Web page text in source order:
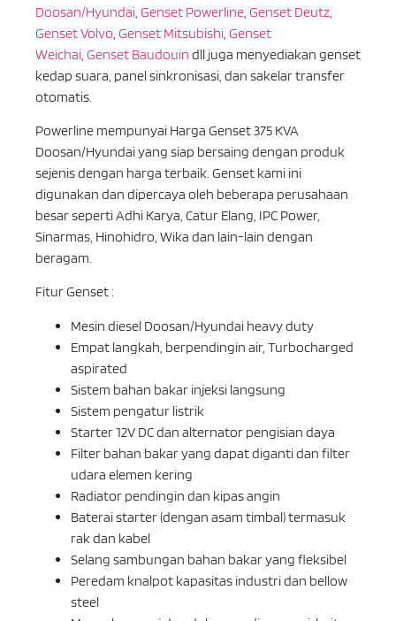
Doosan/Hyundai Genset Powerline Genset Deutz
Genset Volvo Genset Mitsubishi Genset
Weichai Genset Baudouin dll juga menyediakan genset
kedap suara, panel sinkronisasi, dan sakelar transfer
otomatis.
Powerline mempunyai Harga Genset 375 KVA
Doosan/Hyundai yang siap bersaing dengan produk
sejenis dengan harga terbaik. Genset kami ini
digunakan dan dipercaya oleh beberapa perusahaan
besar seperti Adhi Karya, Catur Elang, IPC Power,
Sinarmas, Hinohidro, Wika dan lain-lain dengan
beragam.
Fitur Genset :
Mesin diesel Doosan/Hyundai heavy duty
Empat langkah, berpendingin air, Turbocharged
aspirated
Sistem bahan bakar injeksi langsung
Sistem pengatur listrik
Starter 12V DC dan alternator pengisian daya
Filter bahan bakar yang dapat diganti dan filter
udara elemen kering
Radiator pendingin dan kipas angin
Baterai starter (dengan asam timbal) termasuk
rak dan kabel
Selang sambungan bahan bakar yang fleksibel
Peredam knalpot kapasitas industri dan bellow
steel